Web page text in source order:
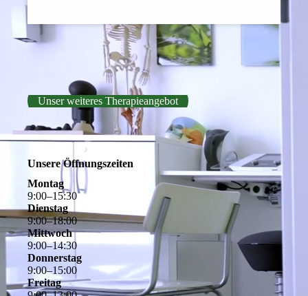
Unser weiteres Therapieangebot
Unsere Öffnungszeiten
Montag
9:00–15:30
Dienstag
9:00–18:00
Mittwoch
9:00–14:30
Donnerstag
9:00–15:00
Freitag